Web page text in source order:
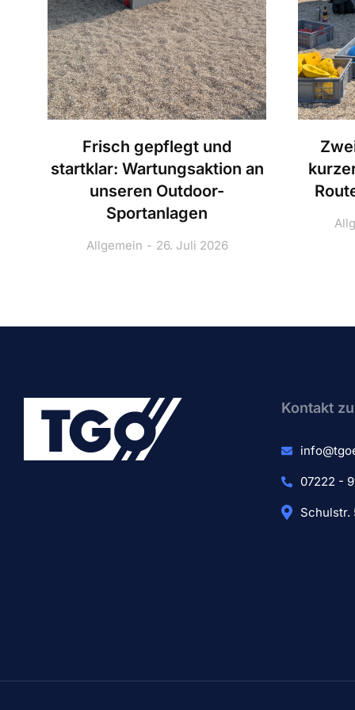
Frisch gepflegt und
startklar: Wartungsaktion an
unseren Outdoor-
Sportanlagen
Allgemein 26. Juli 2026
Kontakt
07222 -
Schulstr.